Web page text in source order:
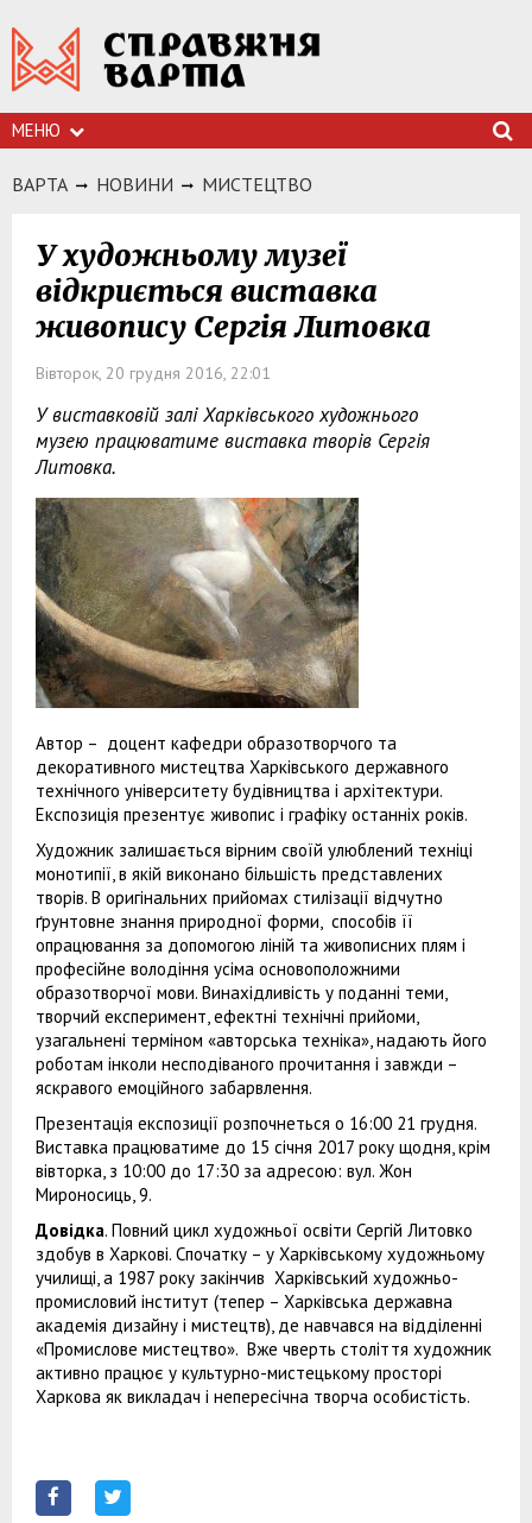
МЕНЮ
ВАРТА НОВИНИ МИСТЕЦТВО
У художньому музеї
відкриється виставка
живопису Сергія Литовка
Вівторок, 20 грудня 2016, 22:01
У виставковій залі Харківського художнього
музею працюватиме виставка творів Сергія
Литовка.
Автор – доцент кафедри образотворчого та
декоративного мистецтва Харківського державного
технічного університету будівництва і архітектури.
Експозиція презентує живопис і графіку останніх років.
Художник залишається вірним своїй улюблений техніці
монотипії, в якій виконано більшість представлених
творів. В оригінальних прийомах стилізації відчутно
ґрунтовне знання природної форми, способів її
опрацювання за допомогою ліній та живописних плям і
професійне володіння усіма основоположними
образотворчої мови. Винахідливість у поданні теми,
творчий експеримент, ефектні технічні прийоми,
узагальнені терміном «авторська техніка», надають його
роботам інколи несподіваного прочитання і завжди –
яскравого емоційного забарвлення.
Презентація експозиції розпочнеться о 16:00 21 грудня.
Виставка працюватиме до 15 січня 2017 року щодня, крім
вівторка, з 10:00 до 17:30 за адресою: вул. Жон
Мироносиць, 9.
Довідка. Повний цикл художньої освіти Сергій Литовко
здобув в Харкові. Спочатку – у Харківському художньому
училищі, а 1987 року закінчив Харківський художньо-
промисловий інститут (тепер – Харківська державна
академія дизайну і мистецтв), де навчався на відділенні
«Промислове мистецтво». Вже чверть століття художник
активно працює у культурно-мистецькому просторі
Харкова як викладач і непересічна творча особистість.